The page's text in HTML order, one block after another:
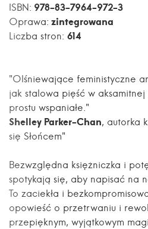
ISBN: 978-83-7964-972-3
Oprawa: zintegrowana
Liczba stron: 614
"Olśniewające feministyczne
jak stalowa pięść w
prostu wspaniałe."
Shelley Parker-Chan, autorka
się Słońcem"
Bezwzględna księżniczka i
spotykają się, aby napisać na
To zaciekła i
opowieść o przetrwaniu i
przepięknym, wyjątkowym